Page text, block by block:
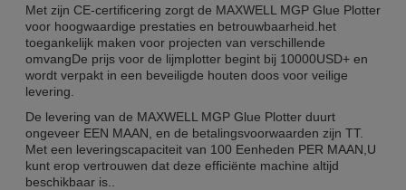
Met zijn CE-certificering zorgt de MAXWELL MGP Glue Plotter
voor hoogwaardige prestaties en betrouwbaarheid.het
toegankelijk maken voor projecten van verschillende
omvangDe prijs voor de lijmplotter begint bij 10000USD+ en
wordt verpakt in een beveiligde houten doos voor veilige
levering.
De levering van de MAXWELL MGP Glue Plotter duurt
ongeveer EEN MAAN, en de betalingsvoorwaarden zijn TT.
Met een leveringscapaciteit van 100 Eenheden PER MAAN,U
kunt erop vertrouwen dat deze efficiënte machine altijd
beschikbaar is..